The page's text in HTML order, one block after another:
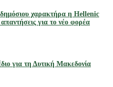
χαρακτήρα η Hellenic
για το νέο φορέα
για τη Δυτική Μακεδονία